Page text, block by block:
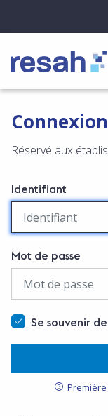
Logo Resah
Connexion
Réservé aux
Identifiant
Mot de passe
Se souvenir